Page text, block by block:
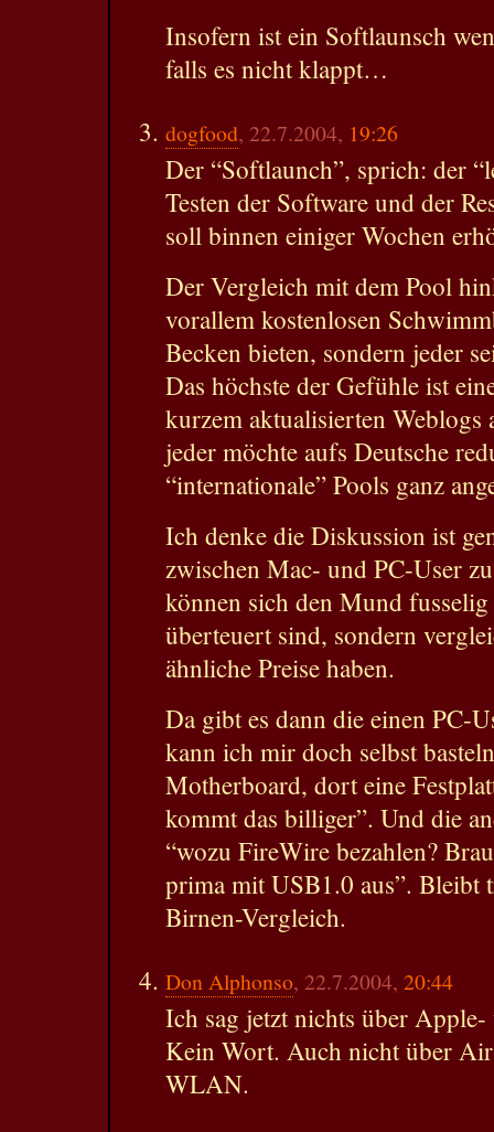
Insofern ist ein Softlaunsch
falls es nicht klappt…
dogfood, 22.7.2004, 19:26
Der “Softlaunch”, sprich: der
Testen der Software und der
soll binnen einiger Wochen
Der Vergleich mit dem Pool
vorallem kostenlosen
Becken bieten, sondern jeder
Das höchste der Gefühle ist
kurzem aktualisierten
jeder möchte aufs Deutsche
“internationale” Pools ganz
Ich denke die Diskussion ist
zwischen Mac- und PC-User
können sich den Mund
überteuert sind, sondern
ähnliche Preise haben.
Da gibt es dann die einen PC-
kann ich mir doch selbst
Motherboard, dort eine
kommt das billiger”. Und die
“wozu FireWire bezahlen?
prima mit USB1.0 aus”. Bleibt
Birnen-Vergleich.
Don Alphonso, 22.7.2004, 20:44
Ich sag jetzt nichts über
Kein Wort. Auch nicht über
WLAN.